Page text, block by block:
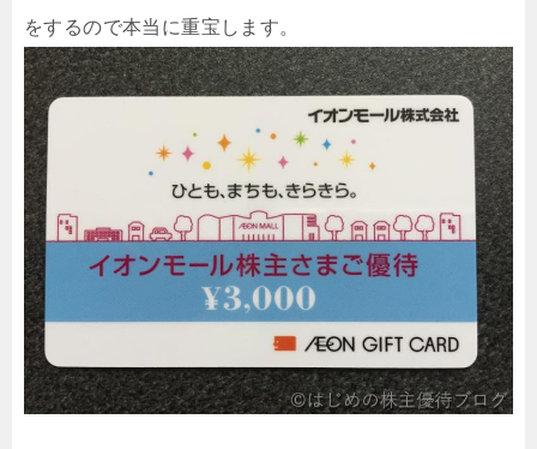
をするので本当に重宝します。